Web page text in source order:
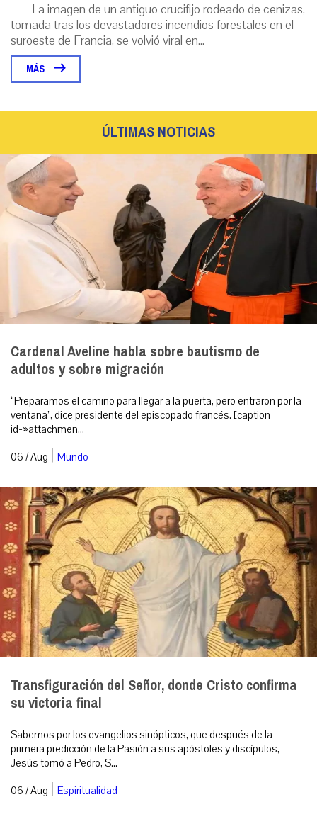
La imagen de un antiguo crucifijo rodeado de cenizas,
tomada tras los devastadores incendios forestales en el
suroeste de Francia, se volvió viral en...
MÁS
ÚLTIMAS NOTICIAS
Cardenal Aveline habla sobre bautismo de
adultos y sobre migración
“Preparamos el camino para llegar a la puerta, pero entraron por la
ventana”, dice presidente del episcopado francés. [caption
id=»attachmen...
06 / Aug | Mundo
Transfiguración del Señor, donde Cristo confirma
su victoria final
Sabemos por los evangelios sinópticos, que después de la
primera predicción de la Pasión a sus apóstoles y discípulos,
Jesús tomó a Pedro, S...
06 / Aug | Espiritualidad